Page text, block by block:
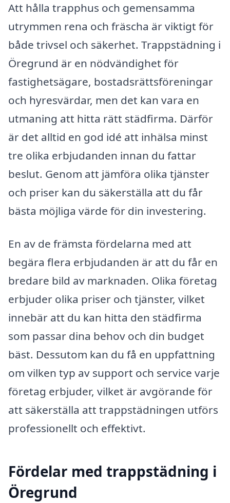
Att hålla trapphus och gemensamma
utrymmen rena och fräscha är viktigt för
både trivsel och säkerhet. Trappstädning i
Öregrund är en nödvändighet för
fastighetsägare, bostadsrättsföreningar
och hyresvärdar, men det kan vara en
utmaning att hitta rätt städfirma. Därför
är det alltid en god idé att inhälsa minst
tre olika erbjudanden innan du fattar
beslut. Genom att jämföra olika tjänster
och priser kan du säkerställa att du får
bästa möjliga värde för din investering.
En av de främsta fördelarna med att
begära flera erbjudanden är att du får en
bredare bild av marknaden. Olika företag
erbjuder olika priser och tjänster, vilket
innebär att du kan hitta den städfirma
som passar dina behov och din budget
bäst. Dessutom kan du få en uppfattning
om vilken typ av support och service varje
företag erbjuder, vilket är avgörande för
att säkerställa att trappstädningen utförs
professionellt och effektivt.
Fördelar med trappstädning i
Öregrund